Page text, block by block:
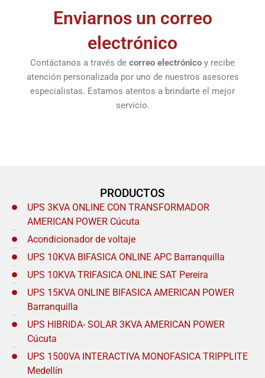
Enviarnos un correo
electrónico
Contáctanos a través de correo electrónico y recibe
atención personalizada por uno de nuestros asesores
especialistas. Estamos atentos a brindarte el mejor
servicio.
PRODUCTOS
UPS 3KVA ONLINE CON TRANSFORMADOR
AMERICAN POWER Cúcuta
Acondicionador de voltaje
UPS 10KVA BIFASICA ONLINE APC Barranquilla
UPS 10KVA TRIFASICA ONLINE SAT Pereira
UPS 15KVA ONLINE BIFASICA AMERICAN POWER
Barranquilla
UPS HIBRIDA- SOLAR 3KVA AMERICAN POWER
Cúcuta
UPS 1500VA INTERACTIVA MONOFASICA TRIPPLITE
Medellín